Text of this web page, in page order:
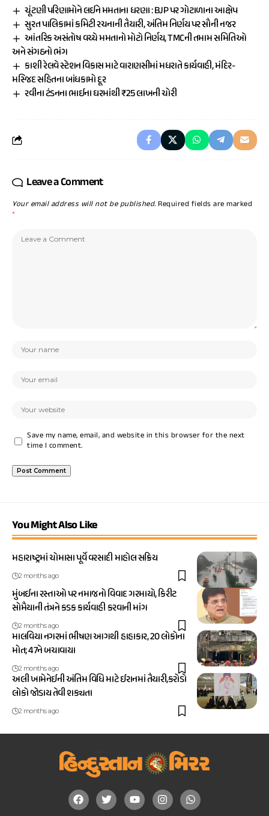
ચૂંટણી પરિણામોને લઈને મમતાના ધરણા : BJP પર ગોટાળાના આક્ષેપ
સુરત પાલિકામાં કમિટી રચનાની તૈયારી, અંતિમ નિર્ણય પર સૌની નજર
આંતરિક અસંતોષ વચ્ચે મમતાનો મોટો નિર્ણય, TMCની તમામ સમિતિઓ
અને સંગઠનો ભંગ
કાશી રેલવે સ્ટેશન વિકાસ માટે વારાણસીમાં મધરાતે કાર્યવાહી, મંદિર-
મસ્જિદ સહિતના બાંધકામો દૂર
રવીના ટંડનના ભાઈના ઘરમાંથી ₹25 લાખની ચોરી
Leave a Comment
Your email address will not be published. Required fields are marked
*
Save my name, email, and website in this browser for the next
time I comment.
You Might Also Like
મહારાષ્ટ્રમાં ચોમાસા પૂર્વે વરસાદી માહોલ સક્રિય
2 months ago
મુંબઈના રસ્તાઓ પર નમાજનો વિવાદ ગરમાયો, કિરીટ
સોમૈયાની તંત્રને કડક કાર્યવાહી કરવાની માંગ
2 months ago
માલવિયા નગરમાં ભીષણ આગથી હાહાકાર, 20 લોકોના
મોત; 47ને બચાવાયા
2 months ago
અલી ખામેનેઈની અંતિમ વિધિ માટે ઈરાનમાં તૈયારી,કરોડો
લોકો જોડાય તેવી શક્યતા
2 months ago